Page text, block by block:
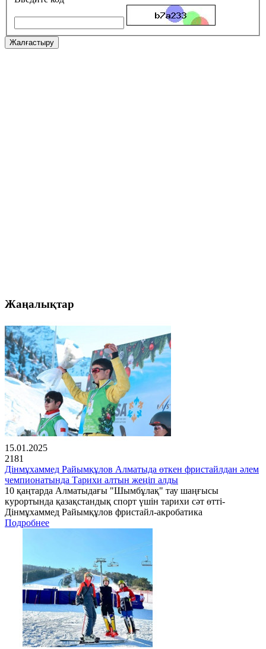
Жалғастыру
Жаңалықтар
15.01.2025
2181
Дінмұхаммед Райымқұлов Алматыда өткен фристайлдан әлем
чемпионатында Тарихи алтын жеңіп алды
10 қаңтарда Алматыдағы "Шымбұлақ" тау шаңғысы
курортында қазақстандық спорт үшін тарихи сәт өтті-
Дінмұхаммед Райымқұлов фристайл-акробатика
Подробнее